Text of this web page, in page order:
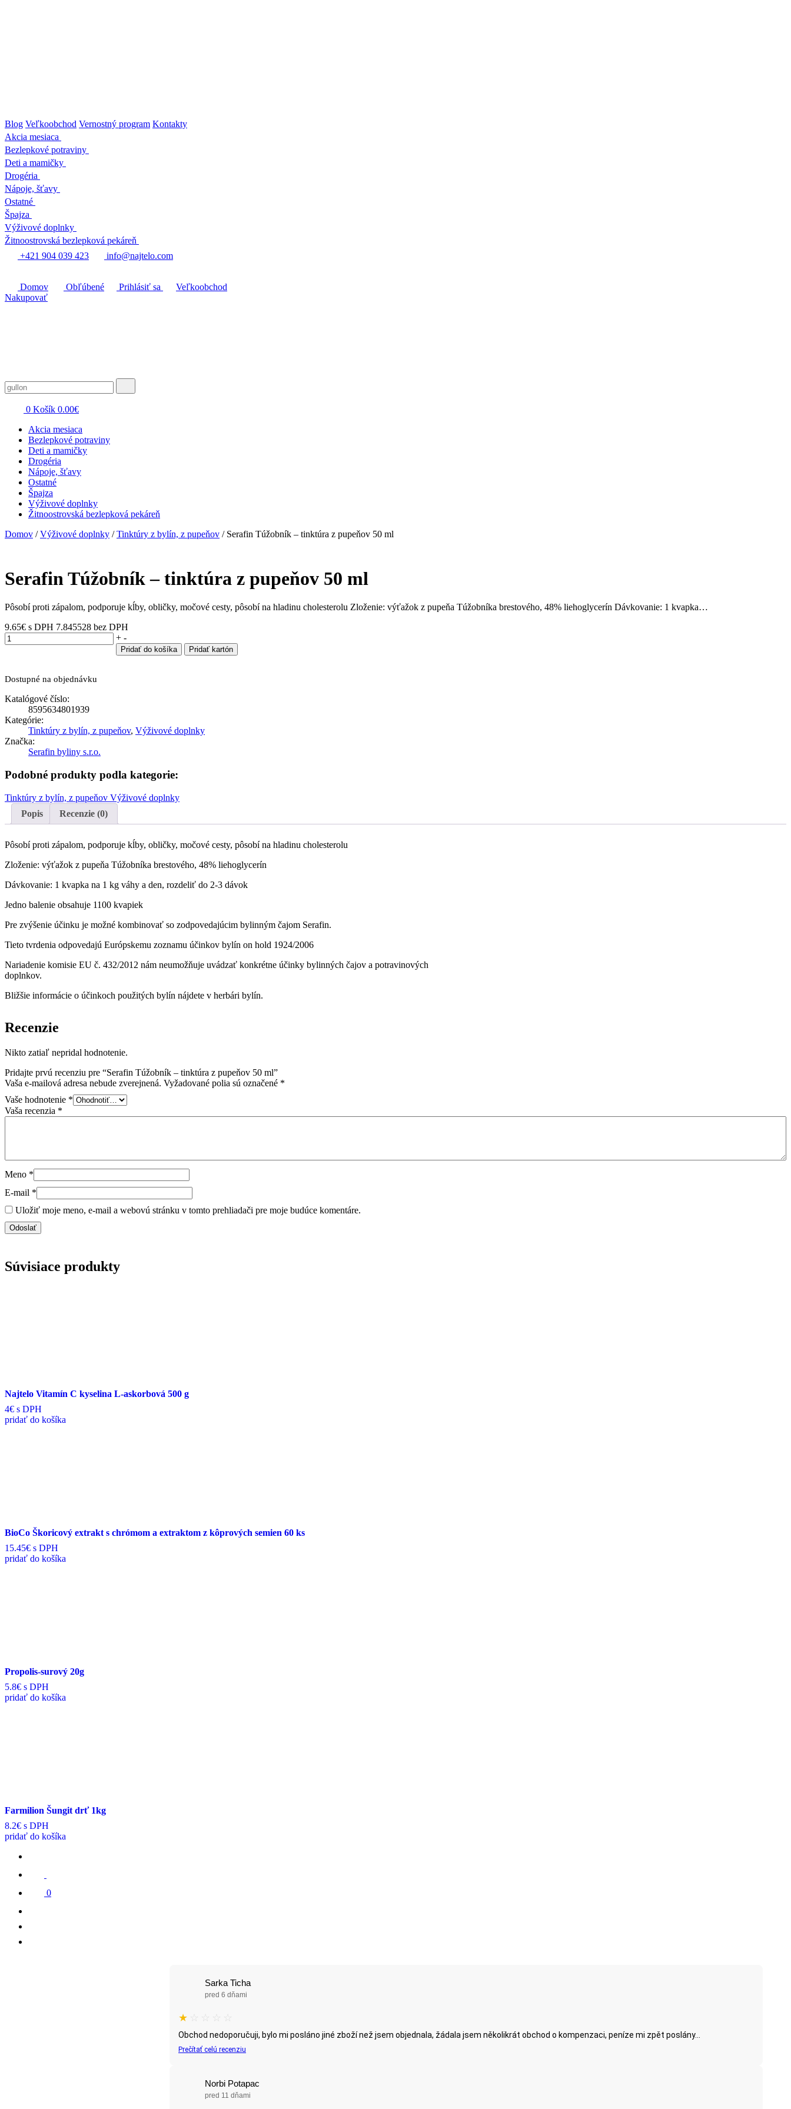
Blog Veľkoobchod Vernostný program Kontakty
Akcia mesiaca
Bezlepkové potraviny
Deti a mamičky
Drogéria
Nápoje, šťavy
Ostatné
Špajza
Výživové doplnky
Žitnoostrovská bezlepková pekáreň
+421 904 039 423
info@najtelo.com
Domov Obľúbené Prihlásiť sa
Veľkoobchod
Nakupovať
0 Košík 0.00€
Akcia mesiaca
Bezlepkové potraviny
Deti a mamičky
Drogéria
Nápoje, šťavy
Ostatné
Špajza
Výživové doplnky
Žitnoostrovská bezlepková pekáreň
Domov /Výživové doplnky /Tinktúry z bylín, z pupeňov / Serafin Túžobník – tinktúra z pupeňov 50 ml
Serafin Túžobník – tinktúra z pupeňov 50 ml
Pôsobí proti zápalom, podporuje kĺby, obličky, močové cesty, pôsobí na hladinu cholesterolu Zloženie: výťažok z pupeňa Túžobníka brestového, 48% liehoglycerín Dávkovanie: 1 kvapka…
9.65€ s DPH 7.845528 bez DPH
množstvo
Serafin
tinktúra
pupeňov
ml
+ -
Pridať do košíka Pridať kartón
Dostupné na objednávku
Katalógové číslo:
8595634801939
Kategórie:
Tinktúry z bylín, z pupeňov, Výživové doplnky
Značka:
Serafin byliny s.r.o.
Podobné produkty podla kategorie:
Tinktúry z bylín, z pupeňov Výživové doplnky
Popis
Recenzie (0)
Pôsobí proti zápalom, podporuje kĺby, obličky, močové cesty, pôsobí na hladinu cholesterolu
Zloženie: výťažok z pupeňa Túžobníka brestového, 48% liehoglycerín
Dávkovanie: 1 kvapka na 1 kg váhy a den, rozdeliť do 2-3 dávok
Jedno balenie obsahuje 1100 kvapiek
Pre zvýšenie účinku je možné kombinovať so zodpovedajúcim bylinným čajom Serafin.
Tieto tvrdenia odpovedajú Európskemu zoznamu účinkov bylín on hold 1924/2006
Nariadenie komisie EU č. 432/2012 nám neumožňuje uvádzať konkrétne účinky bylinných čajov a potravinových
doplnkov.
Bližšie informácie o účinkoch použitých bylín nájdete v herbári bylín.
Recenzie
Nikto zatiaľ nepridal hodnotenie.
Pridajte prvú recenziu pre “Serafin Túžobník – tinktúra z pupeňov 50 ml”
Vaša e-mailová adresa nebude zverejnená. Vyžadované polia sú označené *
Vaše hodnotenie *
Vaša recenzia *
Meno *
E-mail *
Uložiť moje meno, e-mail a webovú stránku v tomto prehliadači pre moje budúce komentáre.
Súvisiace produkty
Najtelo Vitamín C kyselina L-askorbová 500 g
4€ s DPH
pridať do košíka
BioCo Škoricový extrakt s chrómom a extraktom z kôprových semien 60 ks
15.45€ s DPH
pridať do košíka
Propolis-surový 20g
5.8€ s DPH
pridať do košíka
Farmilion Šungit drť 1kg
8.2€ s DPH
pridať do košíka
0
Sarka Ticha
pred 6 dňami
★ ☆ ☆ ☆ ☆
Obchod nedoporučuji, bylo mi posláno jiné zboží než jsem objednala, žádala jsem několikrát obchod o kompenzaci, peníze mi zpět poslány...
Prečítať celú recenziu
Norbi Potapac
pred 11 dňami